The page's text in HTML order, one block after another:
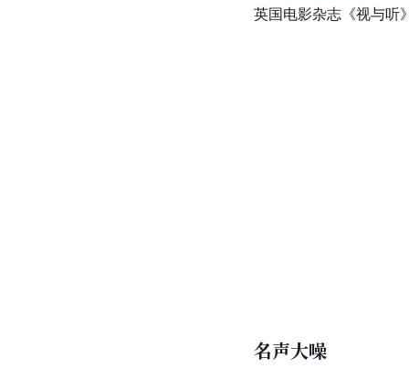
英国电影杂志《视与听
名声大噪